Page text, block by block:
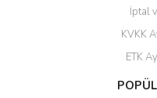
ahmet yiğit | 29/04/2026
Aldığım ürün kapalı kutu teslim
edildi. Teşekkür ederim.
İptal
KVKK
ETK